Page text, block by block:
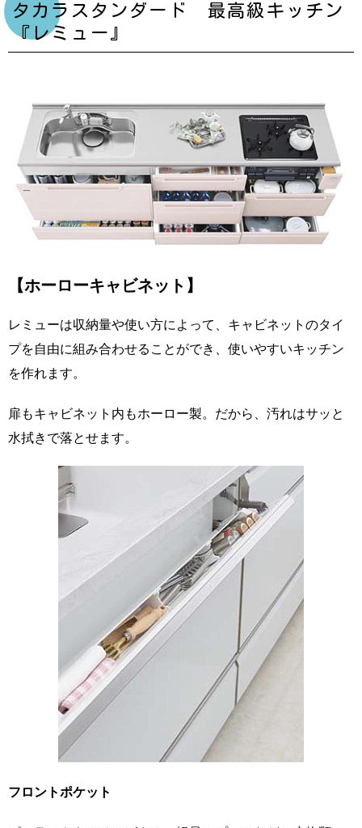
タカラスタンダード 最高級キッチン
『レミュー』
【ホーローキャビネット】
レミューは収納量や使い方によって、キャビネットのタイ
プを自由に組み合わせることができ、使いやすいキッチン
を作れます。
扉もキャビネット内もホーロー製。だから、汚れはサッと
水拭きで落とせます。
フロントポケット